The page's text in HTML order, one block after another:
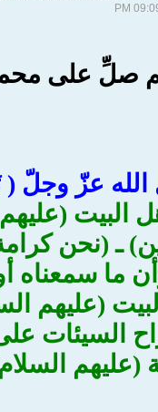
صلِّ على
الله عزّ وجلّ (
البيت
ـ (نحن
ما سمعناه
(عليهم
السيئات
(عليهم